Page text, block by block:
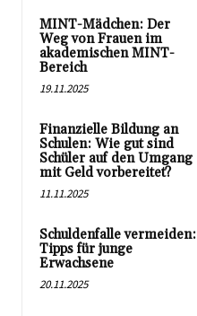
MINT-Mädchen: Der
Weg von Frauen im
akademischen MINT-
Bereich
19.11.2025
Finanzielle Bildung an
Schulen: Wie gut sind
Schüler auf den Umgang
mit Geld vorbereitet?
11.11.2025
Schuldenfalle vermeiden:
Tipps für junge
Erwachsene
20.11.2025